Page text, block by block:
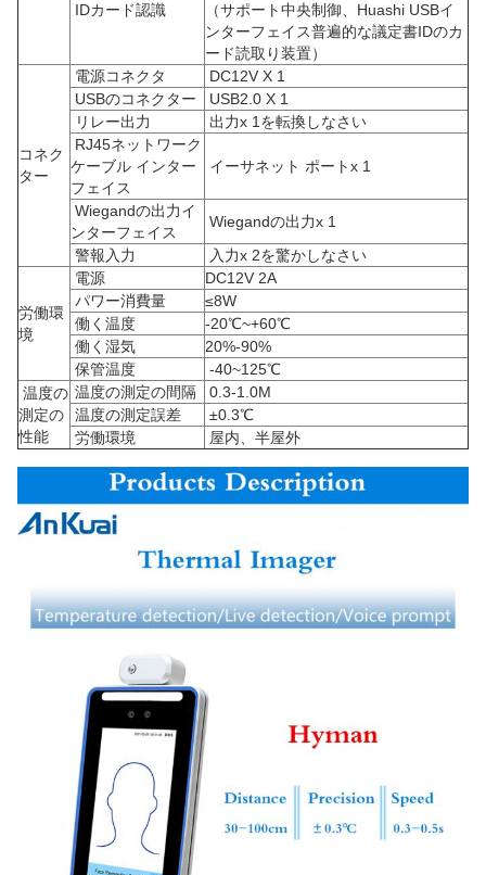
IDカード認識
（サポート中央制御、Huashi USBイ
ンターフェイス普遍的な議定書IDのカ
ード読取り装置）
コネク
ター
電源コネクタ
DC12V X 1
USBのコネクター
USB2.0 X 1
リレー出力
出力x 1を転換しなさい
RJ45ネットワーク
ケーブル インター
フェイス
イーサネット ポートx 1
Wiegandの出力イ
ンターフェイス
Wiegandの出力x 1
警報入力
入力x 2を驚かしなさい
労働環
境
電源
DC12V 2A
パワー消費量
≤8W
働く温度
-20℃~+60℃
働く湿気
20%-90%
保管温度
-40~125℃
温度の
測定の
性能
温度の測定の間隔
0.3-1.0M
温度の測定誤差
±0.3℃
労働環境
屋内、半屋外